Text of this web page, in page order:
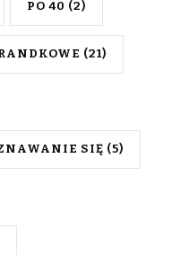
PO 40 (2)
(21)
SIĘ (5)